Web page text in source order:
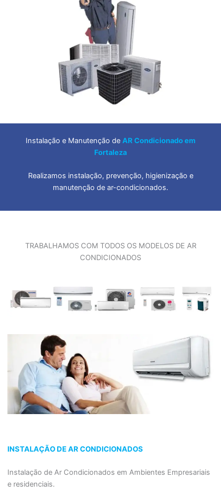
Instalação e Manutenção de AR Condicionado em
Fortaleza
Realizamos instalação, prevenção, higienização e
manutenção de ar-condicionados.
TRABALHAMOS COM TODOS OS MODELOS DE AR
CONDICIONADOS
INSTALAÇÃO DE AR CONDICIONADOS
Instalação de Ar Condicionados em Ambientes Empresariais
e residenciais.